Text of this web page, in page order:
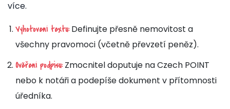
více.
Vyhotovení textu:Definujte přesně nemovitost a
všechny pravomoci (včetně převzetí peněz).
Ověření podpisu:Zmocnitel doputuje na Czech POINT
nebo k notáři a podepíše dokument v přítomnosti
úředníka.